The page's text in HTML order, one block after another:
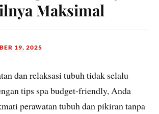
Maksimal
19, 2025
dan relaksasi tubuh tidak selalu
tips spa budget-friendly, Anda
perawatan tubuh dan pikiran tanpa